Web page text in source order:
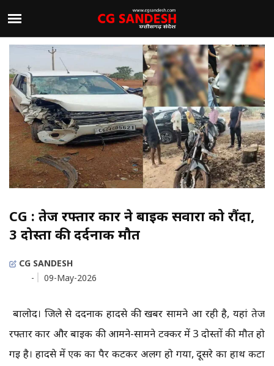
CG : तेज रफ्तार कार ने बाइक सवारों को रौंदा,
3 दोस्तों की दर्दनाक मौत
CG SANDESH
-
09-May-2026
बालोद। जिले से दर्दनाक हादसे की खबर सामने आ रही है, यहां तेज
रफ्तार कार और बाइक की आमने-सामने टक्कर में 3 दोस्तों की मौत हो
गई है। हादसे में एक का पैर कटकर अलग हो गया, दूसरे का हाथ कटा